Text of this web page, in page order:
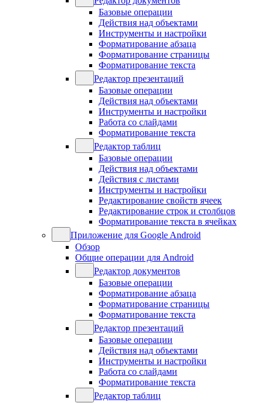
Базовые операции
Действия над объектами
Инструменты и настройки
Форматирование абзаца
Форматирование страницы
Форматирование текста
Редактор презентаций
Базовые операции
Действия над объектами
Инструменты и настройки
Работа со слайдами
Форматирование текста
Редактор таблиц
Базовые операции
Действия над объектами
Действия с листами
Инструменты и настройки
Редактирование свойств ячеек
Редактирование строк и столбцов
Форматирование текста в ячейках
Приложение для Google Android
Обзор
Общие операции для Android
Редактор документов
Базовые операции
Форматирование абзаца
Форматирование страницы
Форматирование текста
Редактор презентаций
Базовые операции
Действия над объектами
Инструменты и настройки
Работа со слайдами
Форматирование текста
Редактор таблиц